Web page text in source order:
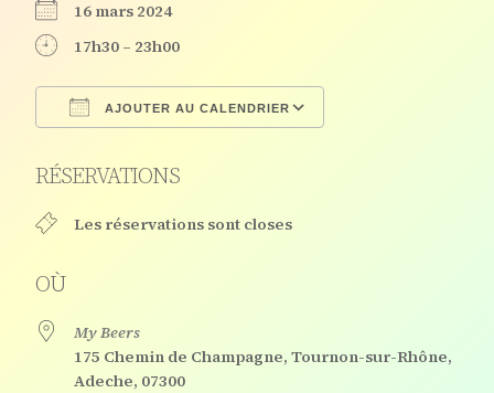
16 mars 2024
17h30 – 23h00
AJOUTER AU CALENDRIER
RÉSERVATIONS
Les réservations sont closes
OÙ
My Beers
175 Chemin de Champagne, Tournon-sur-Rhône,
Adeche, 07300